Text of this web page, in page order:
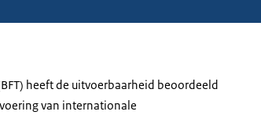
heeft de uitvoerbaarheid beoordeeld
van internationale